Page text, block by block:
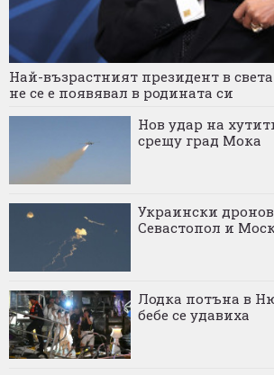
Най-възрастният президент в
не се е появявал в родината си
Нов удар на
срещу град Мока
Украински
Севастопол и
Лодка потъна в
бебе се удавиха